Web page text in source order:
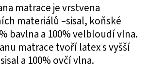
matrace je vrstvena
materiálů –sisal, koňské
bavlna a 100% velbloudí vlna.
matrace tvoří latex s vyšší
a 100% ovčí vlna.